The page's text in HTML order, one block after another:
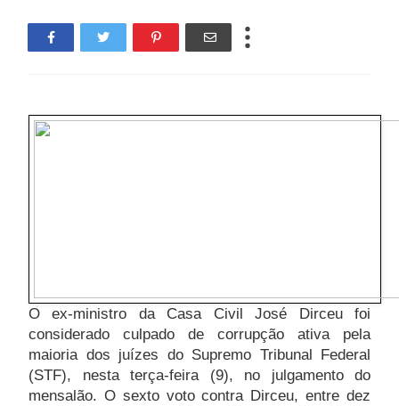
O ex-ministro da Casa Civil José Dirceu foi
considerado culpado de corrupção ativa pela
maioria dos juízes do Supremo Tribunal Federal
(STF), nesta terça-feira (9), no julgamento do
mensalão. O sexto voto contra Dirceu, entre dez